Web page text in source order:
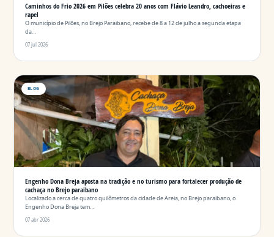
Caminhos do Frio 2026 em Pilões celebra 20 anos com Flávio Leandro, cachoeiras e
rapel
O município de Pilões, no Brejo Paraibano, recebe de 8 a 12 de julho a segunda etapa
da…
07 jul 2026
BLOG
Engenho Dona Breja aposta na tradição e no turismo para fortalecer produção de
cachaça no Brejo paraibano
Localizado a cerca de quatro quilômetros da cidade de Areia, no Brejo paraibano, o
Engenho Dona Breja tem…
07 abr 2026